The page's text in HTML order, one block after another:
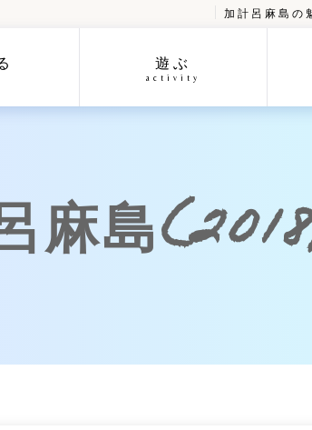
加計呂麻島の
遊ぶ
activity
麻島